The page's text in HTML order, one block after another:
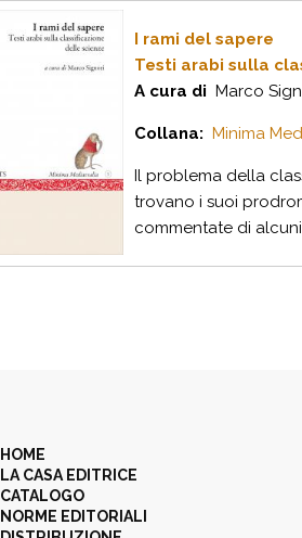
I rami del sapere
Testi arabi sulla
A cura di Marco
Collana: Minima
Il problema della
trovano i suoi
commentate di
HOME
LA CASA EDITRICE
CATALOGO
NORME EDITORIALI